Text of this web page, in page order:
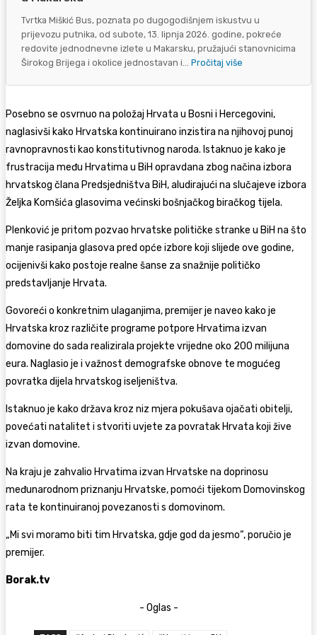
Tvrtka Miškić Bus, poznata po dugogodišnjem iskustvu u
prijevozu putnika, od subote, 13. lipnja 2026. godine, pokreće
redovite jednodnevne izlete u Makarsku, pružajući stanovnicima
Širokog Brijega i okolice jednostavan i... Pročitaj više
Posebno se osvrnuo na položaj Hrvata u Bosni i Hercegovini,
naglasivši kako Hrvatska kontinuirano inzistira na njihovoj punoj
ravnopravnosti kao konstitutivnog naroda. Istaknuo je kako je
frustracija među Hrvatima u BiH opravdana zbog načina izbora
hrvatskog člana Predsjedništva BiH, aludirajući na slučajeve izbora
Željka Komšića glasovima većinski bošnjačkog biračkog tijela.
Plenković je pritom pozvao hrvatske političke stranke u BiH na što
manje rasipanja glasova pred opće izbore koji slijede ove godine,
ocijenivši kako postoje realne šanse za snažnije političko
predstavljanje Hrvata.
Govoreći o konkretnim ulaganjima, premijer je naveo kako je
Hrvatska kroz različite programe potpore Hrvatima izvan
domovine do sada realizirala projekte vrijedne oko 200 milijuna
eura. Naglasio je i važnost demografske obnove te mogućeg
povratka dijela hrvatskog iseljeništva.
Istaknuo je kako država kroz niz mjera pokušava ojačati obitelji,
povećati natalitet i stvoriti uvjete za povratak Hrvata koji žive
izvan domovine.
Na kraju je zahvalio Hrvatima izvan Hrvatske na doprinosu
međunarodnom priznanju Hrvatske, pomoći tijekom Domovinskog
rata te kontinuiranoj povezanosti s domovinom.
„Mi svi moramo biti tim Hrvatska, gdje god da jesmo“, poručio je
premijer.
Borak.tv
- Oglas -